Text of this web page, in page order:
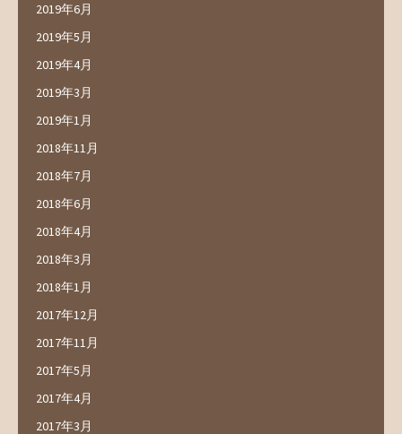
2019年6月
2019年5月
2019年4月
2019年3月
2019年1月
2018年11月
2018年7月
2018年6月
2018年4月
2018年3月
2018年1月
2017年12月
2017年11月
2017年5月
2017年4月
2017年3月